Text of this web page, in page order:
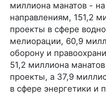
миллиона манатов -
направлениям, 151,2
проекты в сфере
мелиорации, 60,9
оборону и
51,2 миллиона
проекты, а 37,9
в сфере энергетики и